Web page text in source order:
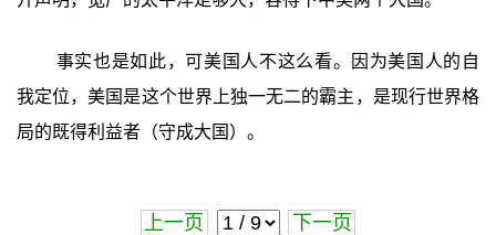
事实也是如此，可美国人不这么看。因为美国人的自
我定位，美国是这个世界上独一无二的霸主，是现行世界格
局的既得利益者（守成大国）。
上一页 下一页